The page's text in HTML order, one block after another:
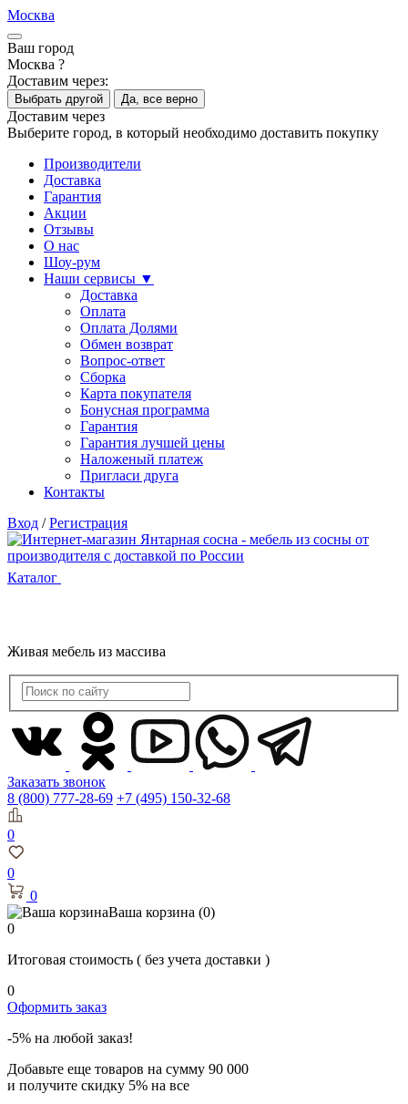
Москва
Ваш город
Москва ?
Доставим через:
Выбрать другой Да, все верно
Доставим через
Выберите город, в который необходимо доставить покупку
Производители
Доставка
Гарантия
Акции
Отзывы
О нас
Шоу-рум
Наши сервисы ▼
Доставка
Оплата
Оплата Долями
Обмен возврат
Вопрос-ответ
Сборка
Карта покупателя
Бонусная программа
Гарантия
Гарантия лучшей цены
Наложеный платеж
Пригласи друга
Контакты
Вход / Регистрация
Каталог
Живая мебель из массива
Заказать звонок
8 (800) 777-28-69 +7 (495) 150-32-68
0
0
0
Ваша корзина (0)
0
Итоговая стоимость ( без учета доставки )
0
Оформить заказ
-5% на любой заказ!
Добавьте еще товаров на сумму 90 000
и получите скидку 5% на все